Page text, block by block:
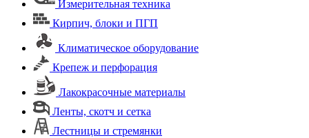
Измерительная техника
Кирпич, блоки и ПГП
Климатическое оборудование
Крепеж и перфорация
Лакокрасочные материалы
Ленты, скотч и сетка
Лестницы и стремянки